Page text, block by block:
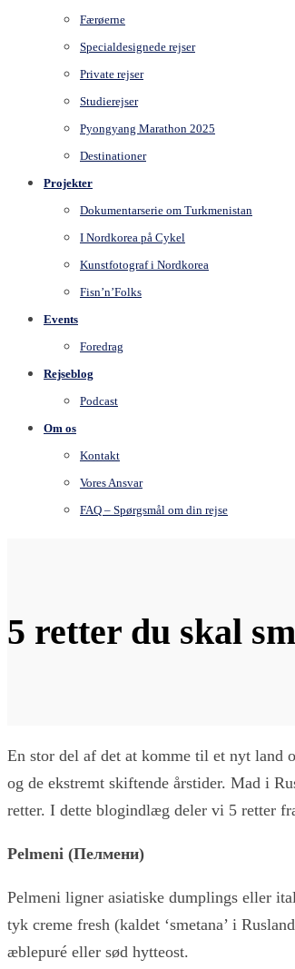
Færøerne
Specialdesignede rejser
Private rejser
Studierejser
Pyongyang Marathon 2025
Destinationer
Projekter
Dokumentarserie om Turkmenistan
I Nordkorea på Cykel
Kunstfotograf i Nordkorea
Fisn’n’Folks
Events
Foredrag
Rejseblog
Podcast
Om os
Kontakt
Vores Ansvar
FAQ – Spørgsmål om din rejse
5 retter du skal
En stor del af det at komme til et nyt land
og de ekstremt skiftende årstider. Mad i
retter. I dette blogindlæg deler vi 5 retter
Pelmeni (Пелмени)
Pelmeni ligner asiatiske dumplings eller
tyk creme fresh (kaldet ‘smetana’ i
æblepuré eller sød hytteost.